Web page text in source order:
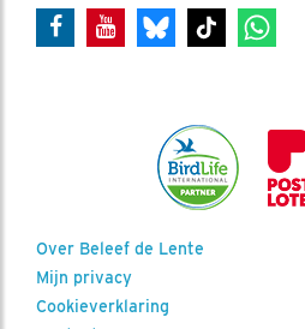
Over Beleef de Lente
Mijn privacy
Cookieverklaring